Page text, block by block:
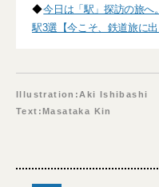
◆今日は「駅」探訪の旅へ
駅3選【今こそ、鉄道旅に出
Illustration:Aki Ishibashi
Text:Masataka Kin